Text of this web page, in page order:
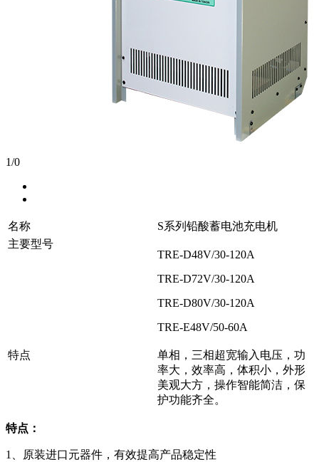
1/0
名称
S系列铅酸蓄电池充电机
主要型号
TRE-D48V/30-120A
TRE-D72V/30-120A
TRE-D80V/30-120A
TRE-E48V/50-60A
特点
单相，三相超宽输入电压，功
率大，效率高，体积小，外形
美观大方，操作智能简洁，保
护功能齐全。
特点：
1、原装进口元器件，有效提高产品稳定性